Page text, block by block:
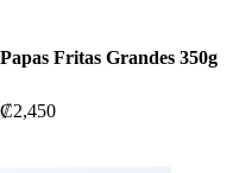
Papas Fritas Grandes 350g
₡2,450